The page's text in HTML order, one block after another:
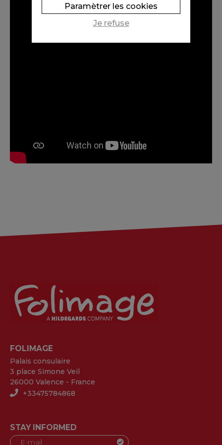
FOLIMAGE
Palais consulaire
3 place Simone Veil
26000 Valence - France
+33475784868
STAY INFORMED
Paramètrer les cookies
Je refuse